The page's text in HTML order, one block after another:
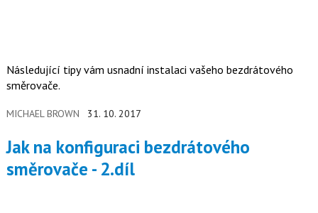
Následující tipy vám usnadní instalaci vašeho bezdrátového
směrovače.
MICHAEL BROWN 31. 10. 2017
Jak na konfiguraci bezdrátového
směrovače - 2.díl